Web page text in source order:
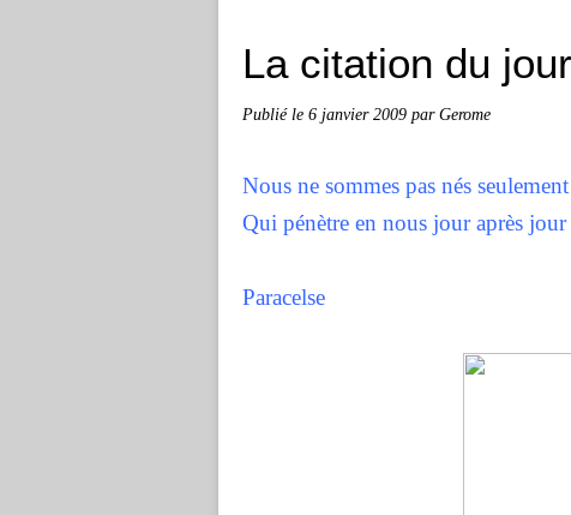
La citation du jour
Publié le 6 janvier 2009 par Gerome
Nous ne sommes pas nés
Qui pénètre en nous jour après
Paracelse